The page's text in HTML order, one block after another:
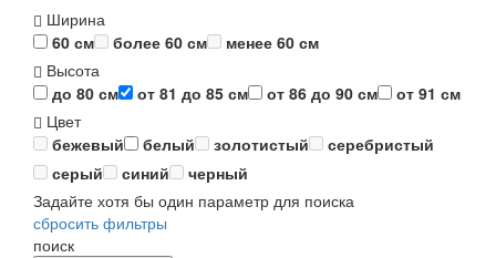
Ширина
60 см
более 60 см
менее 60 см
Высота
до 80 см
от 81 до 85 см от 86 до 90 см
от 91 см
Цвет
бежевый
белый золотистый
серебристый
серый
синий
черный
Задайте хотя бы один параметр для поиска
сбросить фильтры
поиск